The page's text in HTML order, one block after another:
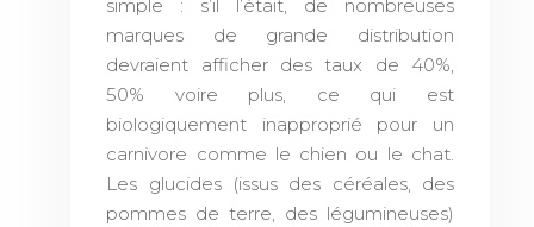
simple : s’il l’était, de nombreuses
marques de grande distribution
devraient afficher des taux de 40%,
50% voire plus, ce qui est
biologiquement inapproprié pour un
carnivore comme le chien ou le chat.
Les glucides (issus des céréales, des
pommes de terre, des légumineuses)